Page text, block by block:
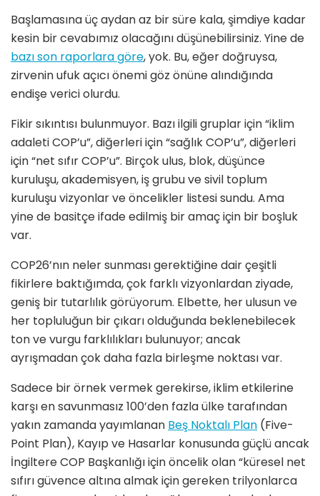
Başlamasına üç aydan az bir süre kala, şimdiye kadar
kesin bir cevabımız olacağını düşünebilirsiniz. Yine de
bazı son raporlara göre, yok. Bu, eğer doğruysa,
zirvenin ufuk açıcı önemi göz önüne alındığında
endişe verici olurdu.
Fikir sıkıntısı bulunmuyor. Bazı ilgili gruplar için “iklim
adaleti COP’u”, diğerleri için “sağlık COP’u”, diğerleri
için “net sıfır COP’u”. Birçok ulus, blok, düşünce
kuruluşu, akademisyen, iş grubu ve sivil toplum
kuruluşu vizyonlar ve öncelikler listesi sundu. Ama
yine de basitçe ifade edilmiş bir amaç için bir boşluk
var.
COP26’nın neler sunması gerektiğine dair çeşitli
fikirlere baktığımda, çok farklı vizyonlardan ziyade,
geniş bir tutarlılık görüyorum. Elbette, her ulusun ve
her topluluğun bir çıkarı olduğunda beklenebilecek
ton ve vurgu farklılıkları bulunuyor; ancak
ayrışmadan çok daha fazla birleşme noktası var.
Sadece bir örnek vermek gerekirse, iklim etkilerine
karşı en savunmasız 100’den fazla ülke tarafından
yakın zamanda yayımlanan Beş Noktalı Plan (Five-
Point Plan), Kayıp ve Hasarlar konusunda güçlü ancak
İngiltere COP Başkanlığı için öncelik olan “küresel net
sıfırı güvence altına almak için gereken trilyonlarca